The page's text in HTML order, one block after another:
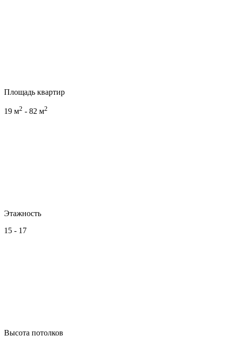
Площадь квартир
19 м2 - 82 м2
Этажность
15 - 17
Высота потолков